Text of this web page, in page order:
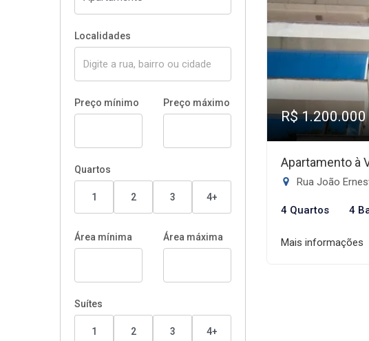
Localidades
Preço mínimo Preço máximo
Quartos
1 2 3 4+
Área mínima Área máxima
Suítes
1 2 3 4+
R$ 1.200.000
Apartamento à
Rua João
4 Quartos 4
Mais informações